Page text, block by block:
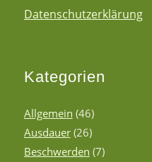
Datenschutzerklärung
Kategorien
Allgemein (46)
Ausdauer(26)
Beschwerden (7)